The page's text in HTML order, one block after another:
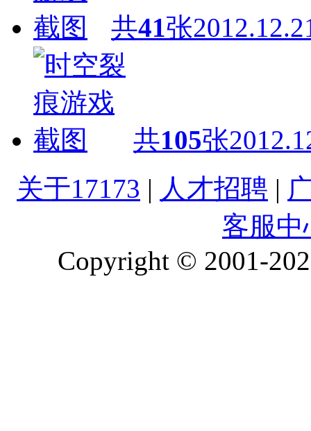
共41张
共105张
关于17173 | 人才招聘 |
客服中
Copyright © 2001-